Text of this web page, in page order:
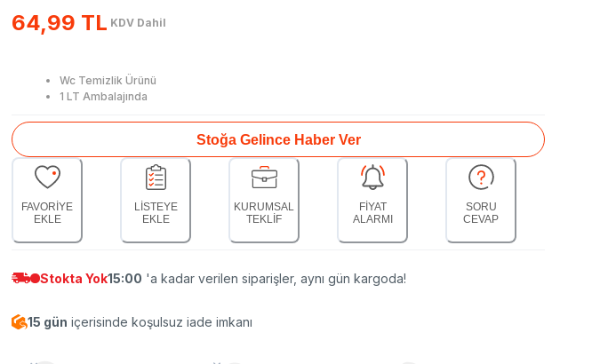
64,99 TL KDV Dahil
Wc Temizlik Ürünü
1 LT Ambalajında
Stoğa Gelince Haber Ver
FAVORİYE
EKLE
LİSTEYE
EKLE
KURUMSAL
TEKLİF
FİYAT
ALARMI
SORU
CEVAP
Stokta Yok15:00 'a kadar verilen siparişler, aynı gün kargoda!
15 gün içerisinde koşulsuz iade imkanı